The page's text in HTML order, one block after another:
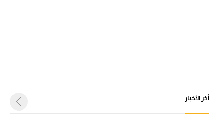
أخر الأخبار